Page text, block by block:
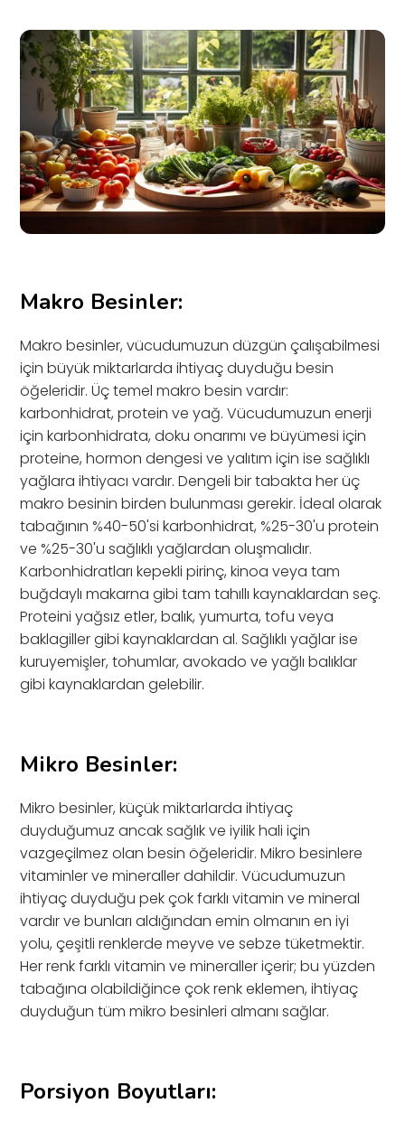
Makro Besinler:
Makro besinler, vücudumuzun düzgün çalışabilmesi
için büyük miktarlarda ihtiyaç duyduğu besin
öğeleridir. Üç temel makro besin vardır:
karbonhidrat, protein ve yağ. Vücudumuzun enerji
için karbonhidrata, doku onarımı ve büyümesi için
proteine, hormon dengesi ve yalıtım için ise sağlıklı
yağlara ihtiyacı vardır. Dengeli bir tabakta her üç
makro besinin birden bulunması gerekir. İdeal olarak
tabağının %40-50'si karbonhidrat, %25-30'u protein
ve %25-30'u sağlıklı yağlardan oluşmalıdır.
Karbonhidratları kepekli pirinç, kinoa veya tam
buğdaylı makarna gibi tam tahıllı kaynaklardan seç.
Proteini yağsız etler, balık, yumurta, tofu veya
baklagiller gibi kaynaklardan al. Sağlıklı yağlar ise
kuruyemişler, tohumlar, avokado ve yağlı balıklar
gibi kaynaklardan gelebilir.
Mikro Besinler:
Mikro besinler, küçük miktarlarda ihtiyaç
duyduğumuz ancak sağlık ve iyilik hali için
vazgeçilmez olan besin öğeleridir. Mikro besinlere
vitaminler ve mineraller dahildir. Vücudumuzun
ihtiyaç duyduğu pek çok farklı vitamin ve mineral
vardır ve bunları aldığından emin olmanın en iyi
yolu, çeşitli renklerde meyve ve sebze tüketmektir.
Her renk farklı vitamin ve mineraller içerir; bu yüzden
tabağına olabildiğince çok renk eklemen, ihtiyaç
duyduğun tüm mikro besinleri almanı sağlar.
Porsiyon Boyutları: